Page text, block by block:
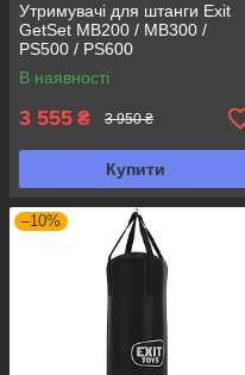
Утримувачі для штанги Exit
GetSet MB200 / MB300 /
PS500 / PS600
В наявності
3 555 ₴ 3 950 ₴
Купити
–10%